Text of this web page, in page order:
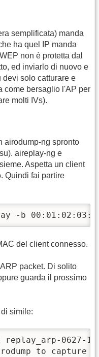
semplificata) manda
ha quel IP manda
non è protetta dal
ed inviarlo di nuovo e
devi solo catturare e
come bersaglio l'AP per
molti IVs).
airodump-ng spronto
aireplay-ng e
Aspetta un client
Quindi fai partire
-b
del client connesso.
packet. Di solito
guarda il prossimo
simile:
0627-
to capture